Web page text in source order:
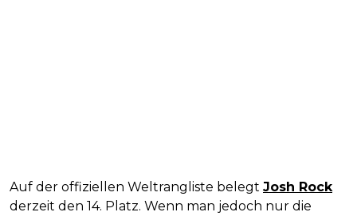
Auf der offiziellen Weltrangliste belegt Josh Rock
derzeit den 14. Platz. Wenn man jedoch nur die